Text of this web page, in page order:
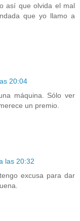
así que olvida el mal
que yo llamo a
20:04
máquina. Sólo ver
un premio.
las 20:32
excusa para dar